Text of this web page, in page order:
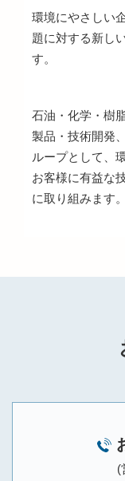
環境にやさしい
題に対する新し
す。
石油・化学・樹
製品・技術開発
ループとして、
お客様に有益な
に取り組みます。
(